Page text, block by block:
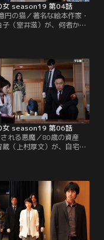
女 season19 第04話
円の猫／著名な絵本作家・
子（室井滋）が、何者かに
いたようだ。臨場した榊
沢口靖子）らは、部屋にう
いた由子の愛猫“ももち
見。
女 season19 第06話
れる悪魔／80歳の資産
蔵（上村厚文）が、自宅で
に疑念を抱く。実は、聡美
回、資産家の高齢男性と結
ずれの夫も不審死を遂げた
だった。